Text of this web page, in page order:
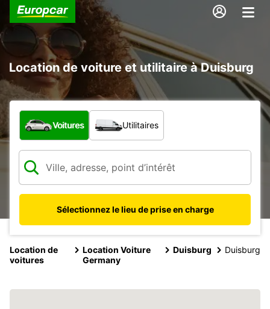
Location de voiture et utilitaire à Duisburg
Quel type de véhicule ?
Voitures Utilitaires
Sélectionnez le lieu de prise en charge
Location de
voitures
Location Voiture
Germany
Duisburg Duisburg